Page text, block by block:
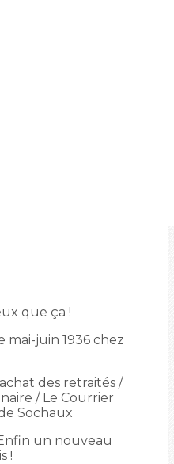
que ça !
mai-juin 1936 chez
des retraités /
/ Le Courrier
Sochaux
un nouveau
!